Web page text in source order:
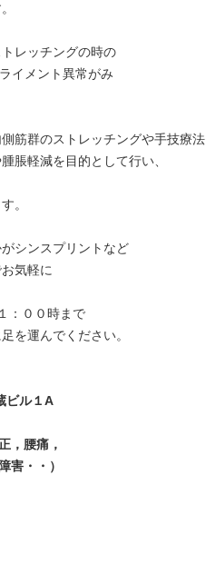
レッチングの時の
イメント異常がみ
筋群のストレッチングや手技療法
脹軽減を目的として行い、
。
シンスプリントなど
気軽に
：００時まで
を運んでください。
ビル１A
，腰痛，
害・・）